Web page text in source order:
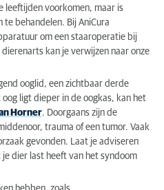
leeftijden voorkomen, maar is
te behandelen. Bij AniCura
om een staaroperatie bij
kan je verwijzen naar onze
ooglid, een zichtbaar derde
ligt dieper in de oogkas, kan het
Horner. Doorgaans zijn de
trauma of een tumor. Vaak
gevonden. Laat je adviseren
dier last heeft van het syndoom